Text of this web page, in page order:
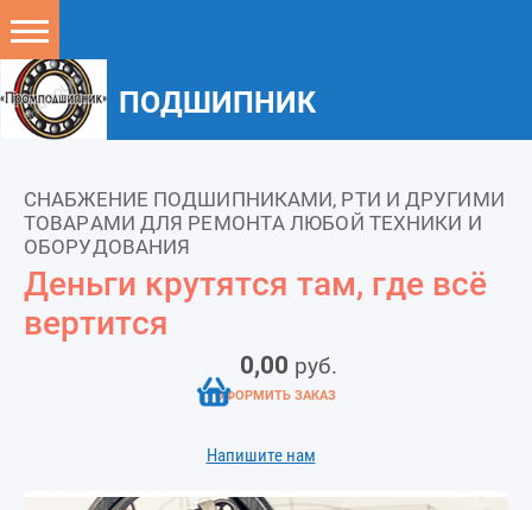
ПОДШИПНИК
СНАБЖЕНИЕ ПОДШИПНИКАМИ, РТИ И ДРУГИМИ
ТОВАРАМИ ДЛЯ РЕМОНТА ЛЮБОЙ ТЕХНИКИ И
ОБОРУДОВАНИЯ
Деньги крутятся там, где всё
вертится
0,00 руб.
ОФОРМИТЬ ЗАКАЗ
Напишите нам